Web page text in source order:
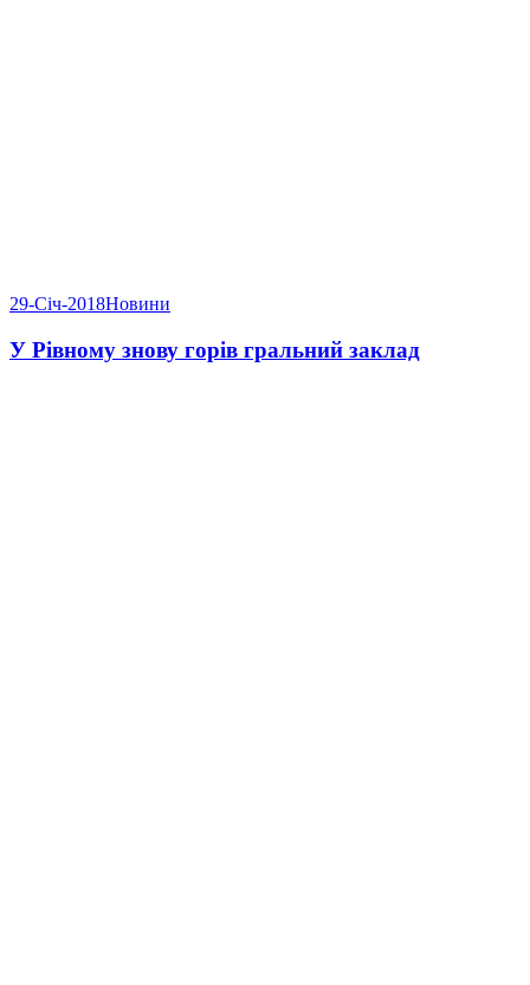
29-Січ-2018Новини
У Рівному знову горів гральний заклад